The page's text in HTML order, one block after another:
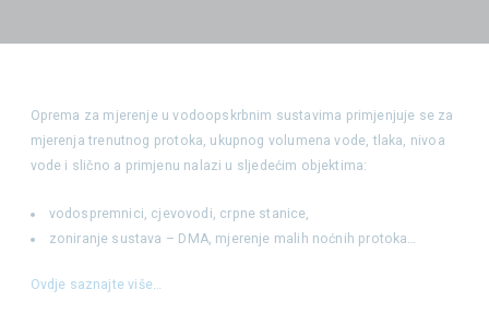
Oprema za mjerenje u vodoopskrbnim sustavima primjenjuje se za
mjerenja trenutnog protoka, ukupnog volumena vode, tlaka, nivoa
vode i slično a primjenu nalazi u sljedećim objektima:
vodospremnici, cjevovodi, crpne stanice,
zoniranje sustava – DMA, mjerenje malih noćnih protoka…
Ovdje saznajte više…